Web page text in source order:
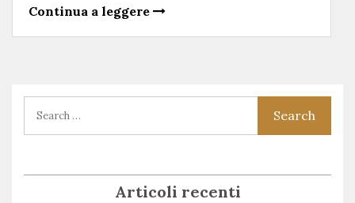
Continua a leggere
Articoli recenti